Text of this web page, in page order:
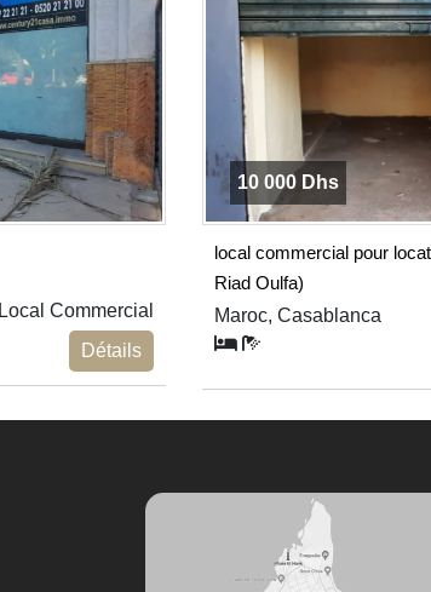
Local Commercial
Détails
10 000 Dhs
local commercial pour
Riad Oulfa)
Maroc, Casablanca